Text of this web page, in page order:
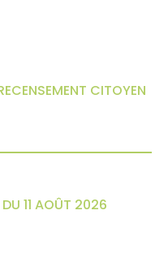
CITOYEN
11 AOÛT 2026